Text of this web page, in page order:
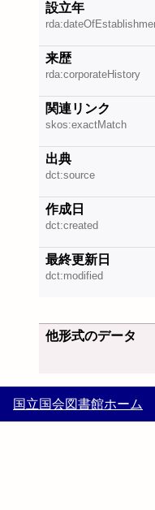
設立年
来歴
rda:corporateHistory
関連リンク
skos:exactMatch
出典
dct:source
作成日
dct:created
最終更新日
dct:modified
他形式のデータ
国立国会図書館ホーム